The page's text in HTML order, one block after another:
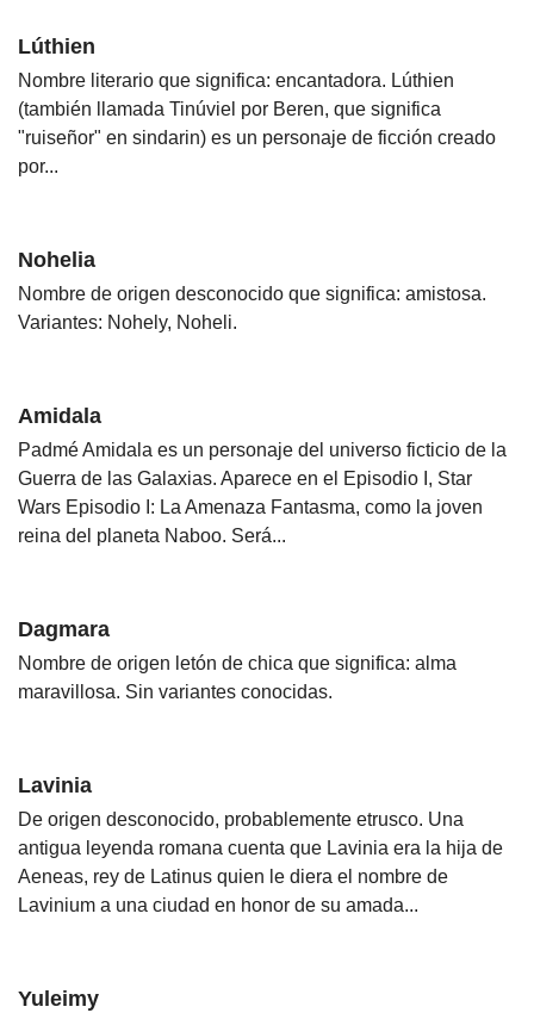
Lúthien
Nombre literario que significa: encantadora. Lúthien
(también llamada Tinúviel por Beren, que significa
"ruiseñor" en sindarin) es un personaje de ficción creado
por...
Nohelia
Nombre de origen desconocido que significa: amistosa.
Variantes: Nohely, Noheli.
Amidala
Padmé Amidala es un personaje del universo ficticio de la
Guerra de las Galaxias. Aparece en el Episodio I, Star
Wars Episodio I: La Amenaza Fantasma, como la joven
reina del planeta Naboo. Será...
Dagmara
Nombre de origen letón de chica que significa: alma
maravillosa. Sin variantes conocidas.
Lavinia
De origen desconocido, probablemente etrusco. Una
antigua leyenda romana cuenta que Lavinia era la hija de
Aeneas, rey de Latinus quien le diera el nombre de
Lavinium a una ciudad en honor de su amada...
Yuleimy